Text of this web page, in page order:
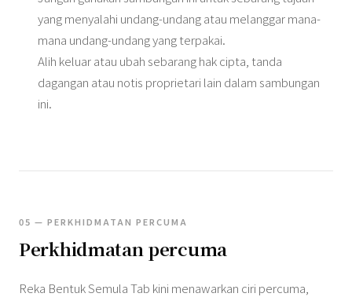
yang menyalahi undang-undang atau melanggar mana-
mana undang-undang yang terpakai.
Alih keluar atau ubah sebarang hak cipta, tanda
dagangan atau notis proprietari lain dalam sambungan
ini.
05 — PERKHIDMATAN PERCUMA
Perkhidmatan percuma
Reka Bentuk Semula Tab kini menawarkan ciri percuma,